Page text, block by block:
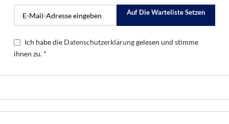
Auf Die Warteliste Setzen
Ich habe die Datenschutzerklärunggelesen und stimme
ihnen zu. *